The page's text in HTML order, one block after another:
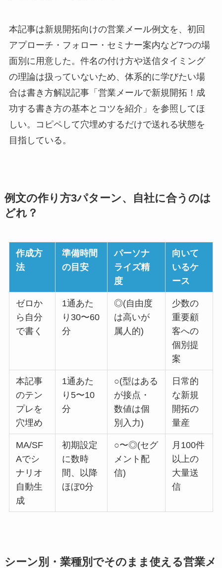
本記事は新規開拓向けの営業メール例文を、初回
アプローチ・フォロー・セミナー案内など7つの場
面別に用意した。件名の付け方や送信タイミング
の理論は扱っていないため、体系的に学びたい場
合は書き方解説記事「営業メールで新規開拓！成
功する書き方の基本とコツを紹介」を参照してほ
しい。コピペして穴埋めするだけで送れる状態を
目指している。
例文の作り方3パターン、自社に合うのは
どれ？
作成方
法
準備時間
の目安
パーソナ
ライズ精
度
向いて
いるケ
ース
ゼロか
ら自分
で書く
1通あた
り30〜60
分
◎(自由度
は高いが
属人的)
少数の
重要顧
客への
個別提
案
本記事
のテン
プレを
穴埋め
1通あた
り5〜10
分
○(型はある
が接点・
数値は個
別入力)
日常的
な新規
開拓の
量産
MA/SF
Aでシ
ナリオ
自動生
成
初期設定
に数時
間、以降
ほぼ0分
○〜◎(セグ
メント配
信)
月100件
以上の
大量送
信
シーン別・業種別でそのまま使える営業メ